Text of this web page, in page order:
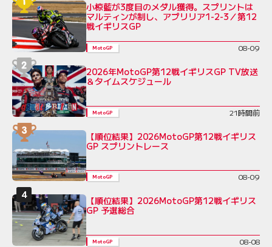
小椋藍が3度目のメダル獲得。スプリントは
マルティンが制し、アプリリア1-2-3／第12
戦イギリスGP
MotoGP 08-09
2026年MotoGP第12戦イギリスGP TV放送
＆タイムスケジュール
MotoGP 21時間前
【順位結果】2026MotoGP第12戦イギリス
GP スプリントレース
MotoGP 08-09
【順位結果】2026MotoGP第12戦イギリス
GP 予選総合
MotoGP 08-08